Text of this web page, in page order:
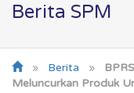
Berita SPM
» Berita »
Meluncurkan Produk